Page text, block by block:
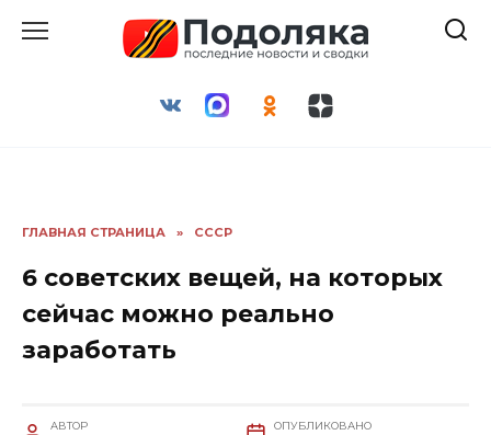
ГЛАВНАЯ СТРАНИЦА » СССР
6 советских вещей, на которых
сейчас можно реально
заработать
АВТОР ОПУБЛИКОВАНО